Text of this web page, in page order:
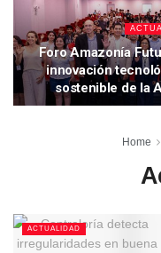
Foro Amazonía
innovación
sostenible de la
Home
ACTUALIDAD